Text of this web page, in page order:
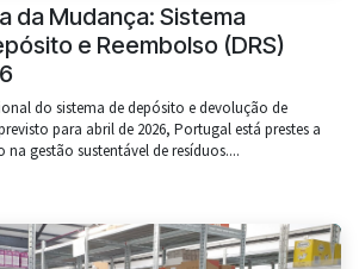
da Mudança: Sistema
e Reembolso (DRS)
do sistema de depósito e devolução de
para abril de 2026, Portugal está prestes a
gestão sustentável de resíduos....